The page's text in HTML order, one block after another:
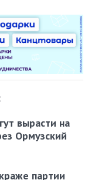
вырасти на
Ормузский
партии